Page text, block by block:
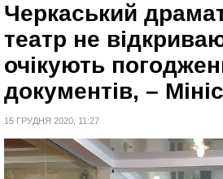
Черкаський
театр не
очікують
документів, –
15 ГРУДНЯ 2020, 11:27